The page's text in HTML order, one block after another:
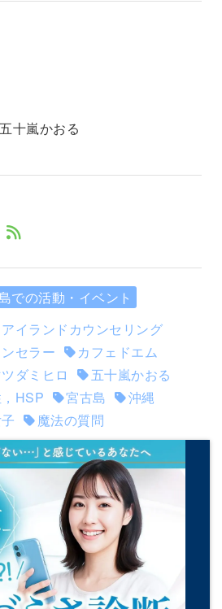
十嵐かおる
での活動・イベント
アイランドカウンセリング
セラー
カフェドエム
ダミヒロ
五十嵐かおる
HSP 宮古島
沖縄
魔法の質問